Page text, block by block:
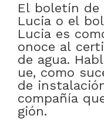
El boletín de
Lucia o el
Lucia es
onoce al
de agua.
ue, como
de
compañía
gión.